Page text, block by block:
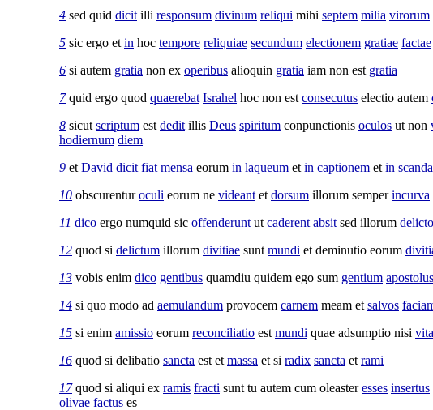
4 sed quid dicit illi responsum divinum reliqui mihi septem milia virorum
5 sic ergo et in hoc tempore reliquiae secundum electionem gratiae factae
6 si autem gratia non ex operibus alioquin gratia iam non est gratia
7quid ergo quod quaerebat Israhel hoc non est consecutus electio autem
8 sicut scriptum est dedit illis Deus spiritum conpunctionis oculos ut non
hodiernum diem
9 et David dicit fiat mensa eorum in laqueum et in captionem et in
10 obscurentur oculi eorum ne videant et dorsum illorum semperincurva
11 dico ergo numquid sic offenderunt ut caderent absit sed illorum delicto
12 quod si delictum illorum divitiae sunt mundi et deminutio eorum
13 vobis enim dico gentibus quamdiu quidem ego sum gentium apostolus
14 si quo modo ad aemulandum provocem carnem meam et salvos
15 si enim amissio eorum reconciliatio est mundi quae adsumptio nisi vita
16 quod si delibatio sancta est et massa et si radix sancta et rami
17quod si aliqui ex ramis fracti sunt tu autem cum oleaster esses insertus
olivae factus es